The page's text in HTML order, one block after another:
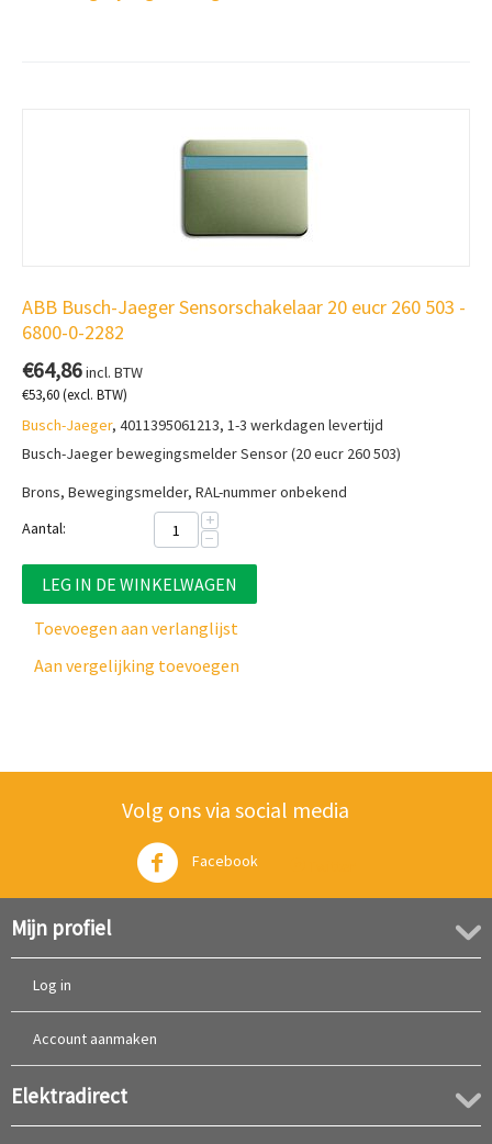
ABB Busch-Jaeger Sensorschakelaar 20 eucr 260 503 -
6800-0-2282
€64,86incl. BTW
€53,60(excl. BTW)
Busch-Jaeger, 4011395061213, 1-3 werkdagen levertijd
Busch-Jaeger bewegingsmelder Sensor (20 eucr 260 503)
Brons, Bewegingsmelder, RAL-nummer onbekend
Aantal:
+
−
LEG IN DE WINKELWAGEN
Toevoegen aan verlanglijst
Aan vergelijking toevoegen
Volg ons via social media
Facebook
Mijn profiel
Log in
Account aanmaken
Elektradirect